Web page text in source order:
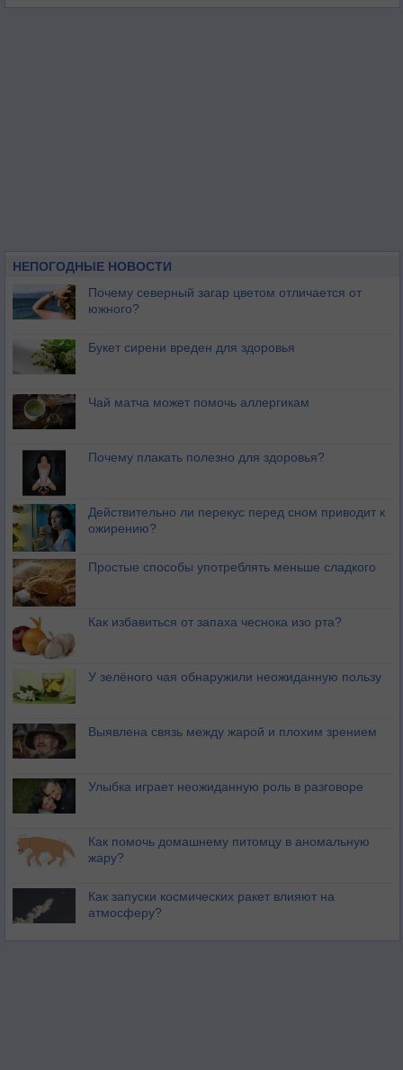
НЕПОГОДНЫЕ НОВОСТИ
Почему северный загар цветом отличается от
южного?
Букет сирени вреден для здоровья
Чай матча может помочь аллергикам
Почему плакать полезно для здоровья?
Действительно ли перекус перед сном приводит к
ожирению?
Простые способы употреблять меньше сладкого
Как избавиться от запаха чеснока изо рта?
У зелёного чая обнаружили неожиданную пользу
Выявлена связь между жарой и плохим зрением
Улыбка играет неожиданную роль в разговоре
Как помочь домашнему питомцу в аномальную
жару?
Как запуски космических ракет влияют на
атмосферу?